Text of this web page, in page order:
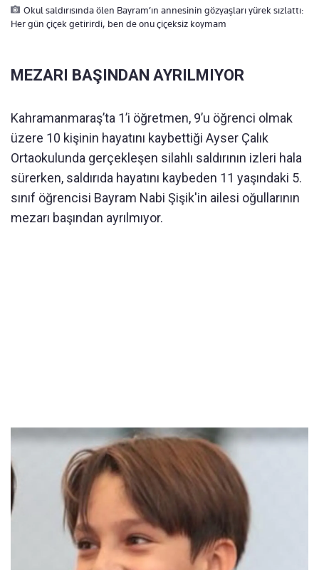
Okul saldırısında ölen Bayram’ın annesinin gözyaşları yürek sızlattı:
Her gün çiçek getirirdi, ben de onu çiçeksiz koymam
MEZARI BAŞINDAN AYRILMIYOR
Kahramanmaraş’ta 1’i öğretmen, 9’u öğrenci olmak
üzere 10 kişinin hayatını kaybettiği Ayser Çalık
Ortaokulunda gerçekleşen silahlı saldırının izleri hala
sürerken, saldırıda hayatını kaybeden 11 yaşındaki 5.
sınıf öğrencisi Bayram Nabi Şişik'in ailesi oğullarının
mezarı başından ayrılmıyor.